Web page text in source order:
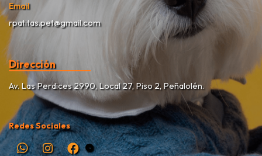
Email
rpatitas.pet@gmail.com
Dirección
Av. Las Perdices 2990, Local 27, Piso 2, Peñalolén.
Redes Sociales